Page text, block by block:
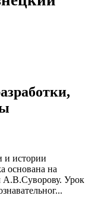
и истории
основана на
А.В.Суворову. Урок